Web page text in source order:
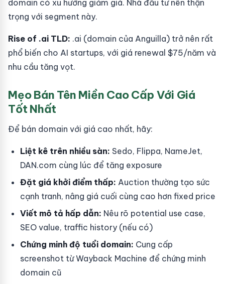
domain có xu hướng giảm giá. Nhà đầu tư nên thận
trọng với segment này.
Rise of .ai TLD: .ai (domain của Anguilla) trở nên rất
phổ biến cho AI startups, với giá renewal $75/năm và
nhu cầu tăng vọt.
Mẹo Bán Tên Miền Cao Cấp Với Giá
Tốt Nhất
Để bán domain với giá cao nhất, hãy:
Liệt kê trên nhiều sàn: Sedo, Flippa, NameJet,
DAN.com cùng lúc để tăng exposure
Đặt giá khởi điểm thấp: Auction thường tạo sức
cạnh tranh, nâng giá cuối cùng cao hơn fixed price
Viết mô tả hấp dẫn: Nêu rõ potential use case,
SEO value, traffic history (nếu có)
Chứng minh độ tuổi domain: Cung cấp
screenshot từ Wayback Machine để chứng minh
domain cũ